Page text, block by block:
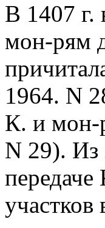
В 1407 г.
мон-рям
1964. N
К. и мон-
N 29). Из